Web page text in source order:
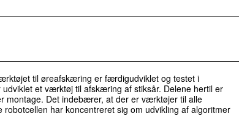
til øreafskæring er færdigudviklet og testet i
et værktøj til afskæring af stiksår. Delene hertil er
montage. Det indebærer, at der er værktøjer til alle
robotcellen har koncentreret sig om udvikling af algoritmer